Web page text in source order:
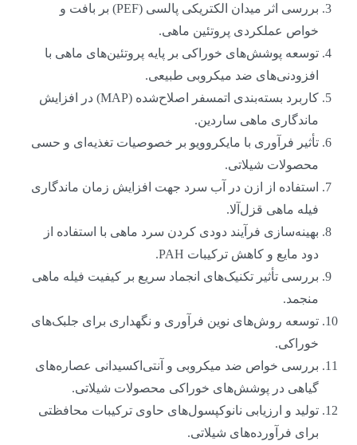
بررسی اثر میدان الکتریکی پالسی (PEF) بر بافت و
خواص عملکردی پروتئین ماهی.
توسعه پوشش‌های خوراکی بر پایه پروتئین‌های ماهی با
افزودنی‌های ضد میکروبی طبیعی.
کاربرد بسته‌بندی اتمسفر اصلاح‌شده (MAP) در افزایش
ماندگاری ماهی ساردین.
تأثیر فرآوری با مایکروویو بر خصوصیات تغذیه‌ای و حسی
محصولات شیلاتی.
استفاده از ازن در آب سرد جهت افزایش زمان ماندگاری
فیله ماهی قزل‌آلا.
بهینه‌سازی فرآیند دودی کردن سرد ماهی با استفاده از
دود مایع و کاهش ترکیبات PAH.
بررسی تأثیر تکنیک‌های انجماد سریع بر کیفیت فیله ماهی
منجمد.
توسعه روش‌های نوین فرآوری و نگهداری برای جلبک‌های
خوراکی.
بررسی خواص ضد میکروبی و آنتی‌اکسیدانی عصاره‌های
گیاهی در پوشش‌های خوراکی محصولات شیلاتی.
تولید و ارزیابی نانوکپسول‌های حاوی ترکیبات محافظتی
برای فرآورده‌های شیلاتی.